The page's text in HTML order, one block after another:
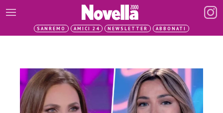
SANREMO AMICI 24 NEWSLETTER ABBONATI